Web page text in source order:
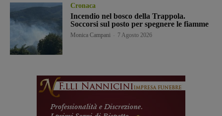
Cronaca
Incendio nel bosco della Trappola.
Soccorsi sul posto per spegnere le fiamme
Monica Campani 7 Agosto 2026